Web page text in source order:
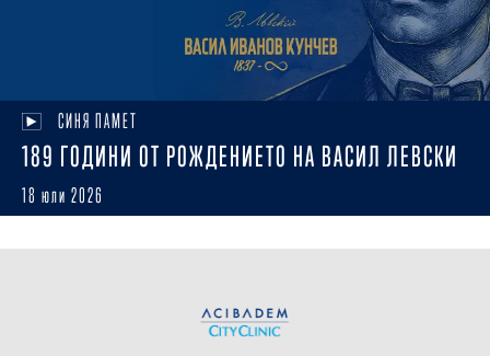
СИНЯ ПАМЕТ
189 ГОДИНИ ОТ РОЖДЕНИЕТО НА ВАСИЛ ЛЕВСКИ
18 юли 2026